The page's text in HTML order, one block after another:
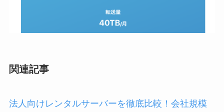
関連記事
法人向けレンタルサーバーを徹底比較！会社規模